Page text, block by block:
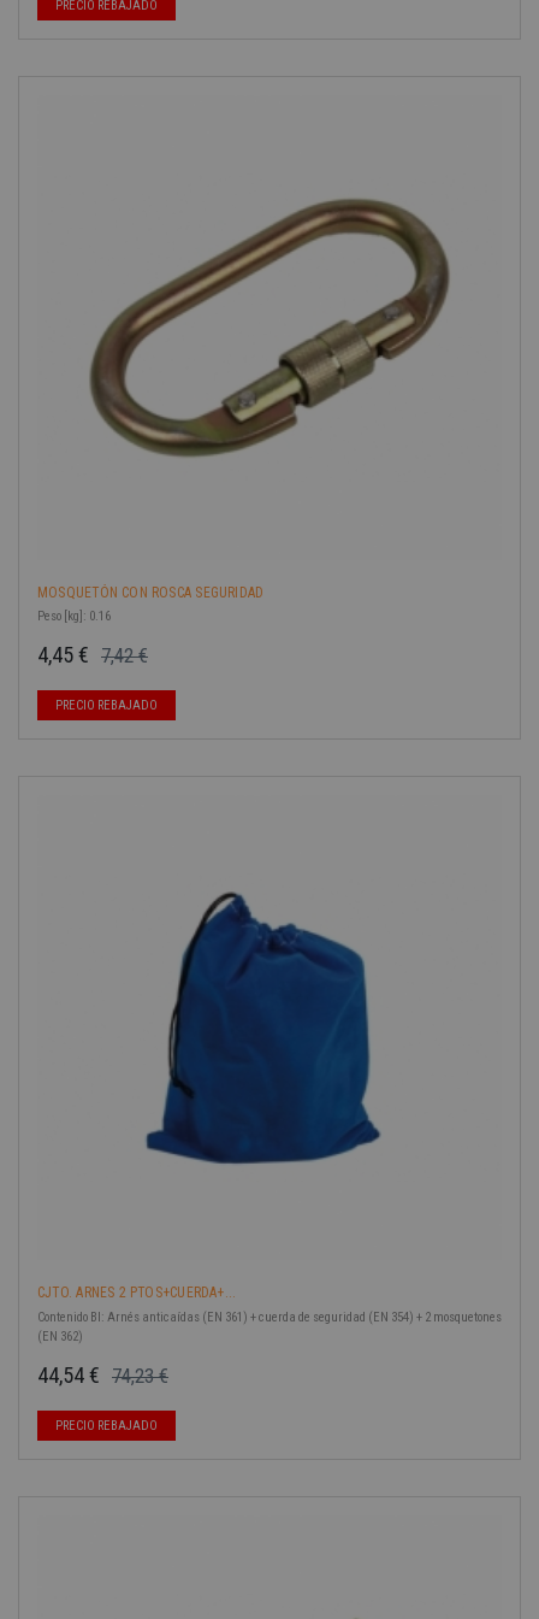
PRECIO REBAJADO
MOSQUETÓN CON ROSCA SEGURIDAD
Peso [kg]: 0.16
7,42 €
4,45 €
PRECIO REBAJADO
CJTO. ARNES 2 PTOS+CUERDA+...
Contenido Bl: Arnés anticaídas (EN 361) + cuerda de seguridad (EN 354) + 2 mosquetones
(EN 362)
74,23 €
44,54 €
PRECIO REBAJADO